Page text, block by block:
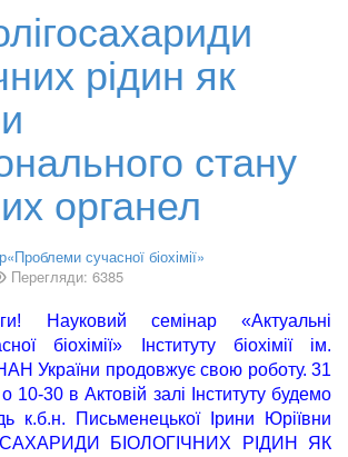
рідин як
стану
органел
сучасної біохімії»
Перегляди: 6385
Науковий семінар «Актуальні
біохімії» Інституту біохімії ім.
України продовжує свою роботу. 31
10-30 в Актовій залі Інституту будемо
к.б.н. Письменецької Ірини Юріївни
БІОЛОГІЧНИХ РІДИН ЯК